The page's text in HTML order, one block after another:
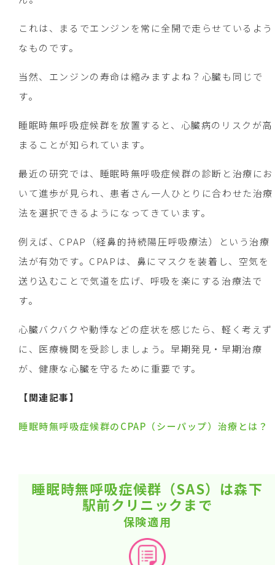
これは、まるでエンジンを常に全開で走らせているよう
なものです。
当然、エンジンの寿命は縮みますよね？心臓も同じで
す。
睡眠時無呼吸症候群を放置すると、心臓病のリスクが高
まることが知られています。
最近の研究では、睡眠時無呼吸症候群の診断と治療にお
いて進歩が見られ、患者さん一人ひとりに合わせた治療
法を選択できるようになってきています。
例えば、CPAP（経鼻的持続陽圧呼吸療法）という治療
法が有効です。CPAPは、鼻にマスクを装着し、空気を
送り込むことで気道を広げ、呼吸を楽にする治療法で
す。
心臓バクバクや動悸などの症状を感じたら、軽く考えず
に、医療機関を受診しましょう。早期発見・早期治療
が、健康な心臓を守るために重要です。
【関連記事】
睡眠時無呼吸症候群のCPAP（シーパップ）治療とは？
睡眠時無呼吸症候群（SAS）は森下
駅前クリニックまで
保険適用